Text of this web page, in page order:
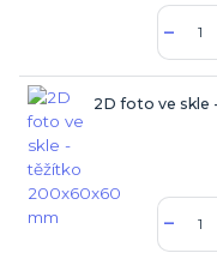
2D foto ve